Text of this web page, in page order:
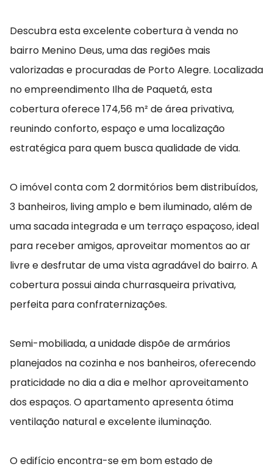
Descubra esta excelente cobertura à venda no
bairro Menino Deus, uma das regiões mais
valorizadas e procuradas de Porto Alegre. Localizada
no empreendimento Ilha de Paquetá, esta
cobertura oferece 174,56 m² de área privativa,
reunindo conforto, espaço e uma localização
estratégica para quem busca qualidade de vida.
O imóvel conta com 2 dormitórios bem distribuídos,
3 banheiros, living amplo e bem iluminado, além de
uma sacada integrada e um terraço espaçoso, ideal
para receber amigos, aproveitar momentos ao ar
livre e desfrutar de uma vista agradável do bairro. A
cobertura possui ainda churrasqueira privativa,
perfeita para confraternizações.
Semi-mobiliada, a unidade dispõe de armários
planejados na cozinha e nos banheiros, oferecendo
praticidade no dia a dia e melhor aproveitamento
dos espaços. O apartamento apresenta ótima
ventilação natural e excelente iluminação.
O edifício encontra-se em bom estado de